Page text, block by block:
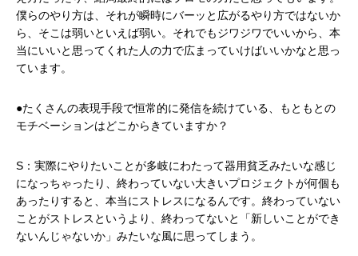
僕らのやり方は、それが瞬時にバーッと広がるやり方ではないか
ら、そこは弱いといえば弱い。それでもジワジワでいいから、本
当にいいと思ってくれた人の力で広まっていけばいいかなと思っ
ています。
●たくさんの表現手段で恒常的に発信を続けている、もともとの
モチベーションはどこからきていますか？
S：実際にやりたいことが多岐にわたって器用貧乏みたいな感じ
になっちゃったり、終わっていない大きいプロジェクトが何個も
あったりすると、本当にストレスになるんです。終わっていない
ことがストレスというより、終わってないと「新しいことができ
ないんじゃないか」みたいな風に思ってしまう。